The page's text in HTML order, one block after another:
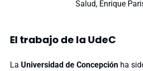
Salud, Enrique
El trabajo de la UdeC
La Universidad de Concepción ha